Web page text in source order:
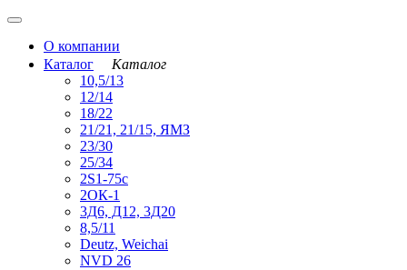
О компании
Каталог
Каталог
10,5/13
12/14
18/22
21/21, 21/15, ЯМЗ
23/30
25/34
2S1-75с
2ОК-1
3Д6, Д12, 3Д20
8,5/11
Deutz, Weichai
NVD 26